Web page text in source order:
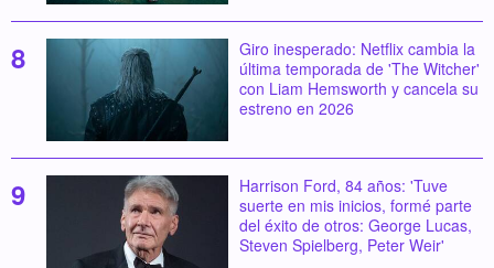
Giro inesperado: Netflix cambia la
última temporada de 'The Witcher'
con Liam Hemsworth y cancela su
estreno en 2026
Harrison Ford, 84 años: 'Tuve
suerte en mis inicios, formé parte
del éxito de otros: George Lucas,
Steven Spielberg, Peter Weir'